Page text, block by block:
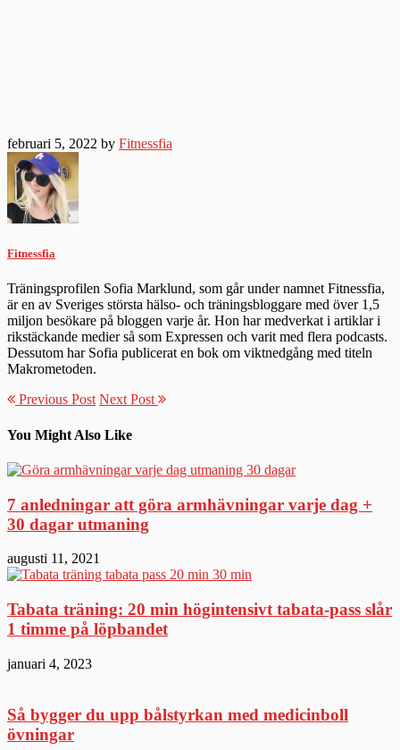
februari 5, 2022 by Fitnessfia
Fitnessfia
Träningsprofilen Sofia Marklund, som går under namnet Fitnessfia,
är en av Sveriges största hälso- och träningsbloggare med över 1,5
miljon besökare på bloggen varje år. Hon har medverkat i artiklar i
rikstäckande medier så som Expressen och varit med flera podcasts.
Dessutom har Sofia publicerat en bok om viktnedgång med titeln
Makrometoden.
Previous Post Next Post
You Might Also Like
7 anledningar att göra armhävningar varje dag +
30 dagar utmaning
augusti 11, 2021
Tabata träning: 20 min högintensivt tabata-pass slår
1 timme på löpbandet
januari 4, 2023
Så bygger du upp bålstyrkan med medicinboll
övningar